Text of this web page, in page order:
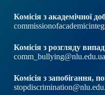
Комісія з академічної
Комісія з розгляду
comm_bullying@nlu.edu.ua
Комісія з запобігання,